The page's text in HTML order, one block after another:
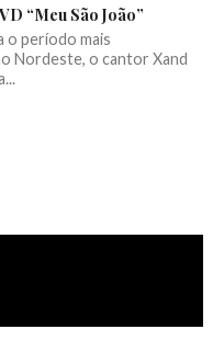
“Meu São João”
o período mais
Nordeste, o cantor Xand